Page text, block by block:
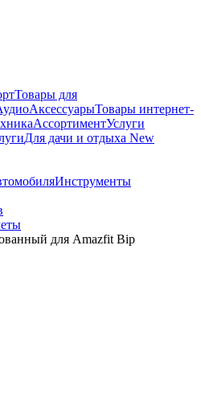
Товары для
АксессуарыТовары интернет-
АссортиментУслуги
Для дачи и отдыха New
Инструменты
для Amazfit Bip